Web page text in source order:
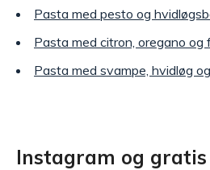
Pasta med pesto og
Pasta med citron, oregano og
Pasta med svampe, hvidløg
Instagram og